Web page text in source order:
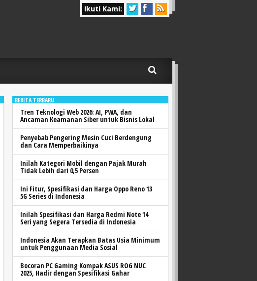
Ikuti Kami:
BERITA TERBARU
Tren Teknologi Web 2026: AI, PWA, dan
Ancaman Keamanan Siber untuk Bisnis Lokal
Penyebab Pengering Mesin Cuci Berdengung
dan Cara Memperbaikinya
Inilah Kategori Mobil dengan Pajak Murah
Tidak Lebih dari 0,5 Persen
Ini Fitur, Spesifikasi dan Harga Oppo Reno 13
5G Series di Indonesia
Inilah Spesifikasi dan Harga Redmi Note 14
Seri yang Segera Tersedia di Indonesia
Indonesia Akan Terapkan Batas Usia Minimum
untuk Penggunaan Media Sosial
Bocoran PC Gaming Kompak ASUS ROG NUC
2025, Hadir dengan Spesifikasi Gahar